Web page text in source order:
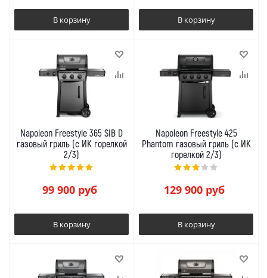
В корзину В корзину
Napoleon Freestyle 365 SIB D
газовый гриль (с ИК горелкой
2/3)
99 900руб
В корзину
Napoleon Freestyle 425
Phantom газовый гриль (с ИК
горелкой 2/3)
129 900руб
В корзину